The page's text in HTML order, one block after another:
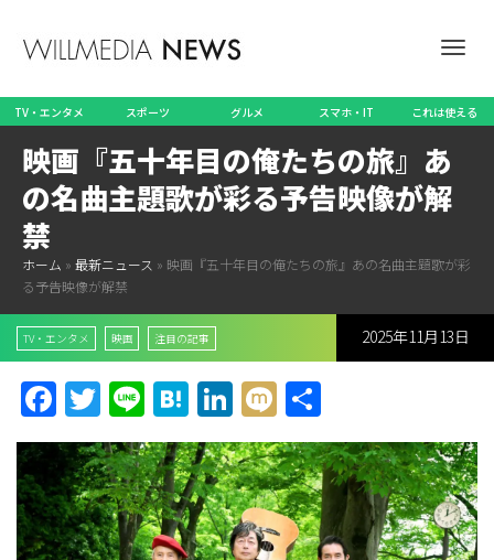
シ
TV・エンタメ スポーツ グルメ スマホ・IT これは使える
映画『五十年目の俺たちの旅』あ
の名曲主題歌が彩る予告映像が解
禁
ホーム » 最新ニュース » 映画『五十年目の俺たちの旅』あの名曲主題歌が彩
る予告映像が解禁
TV・エンタメ 映画 注目の記事 2025年11月13日
Facebook
Twitter
LineHatena
LinkedIn
Mixi
有